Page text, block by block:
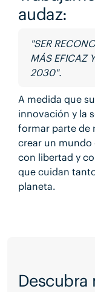
audaz:
"SER
MÁS EFICAZ
2030".
A medida que
innovación y la
formar parte de
crear un mundo
con libertad y
que cuidan
planeta.
Descubra